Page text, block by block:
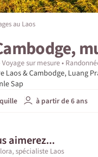
au Laos
Voyage sur mesure
Laos & Cambodge, Luang
Sap
à partir de 6 ans
aimerez...
spécialiste Laos